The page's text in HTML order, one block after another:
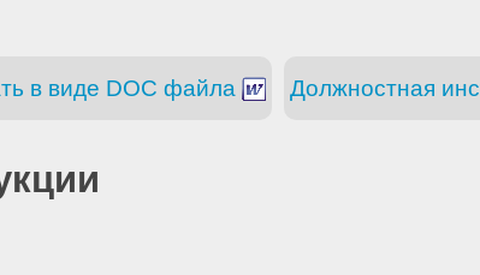
Должностная
в виде DOC файла